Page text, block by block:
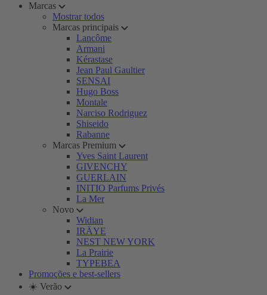
Marcas
Mostrar todos
Marcas principais
Lancôme
Armani
Kérastase
Jean Paul Gaultier
SENSAI
Hugo Boss
Montale
Narciso Rodriguez
Shiseido
Rabanne
Marcas Premium
Yves Saint Laurent
GIVENCHY
GUERLAIN
INITIO Parfums Privés
La Mer
Novo
Widian
IRÄYE
NEST NEW YORK
La Prairie
TYPEBEA
Promoções e best-sellers
☀️ Verão